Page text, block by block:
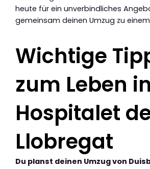
heute für ein unverbindliches
gemeinsam deinen Umzug zu
Wichtige
zum Leben in
Hospitalet
Llobregat
Du planst deinen Umzug von